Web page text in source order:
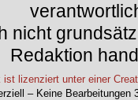
nicht
Redaktion
ist lizenziert unter einer
– Keine Bearbeitungen